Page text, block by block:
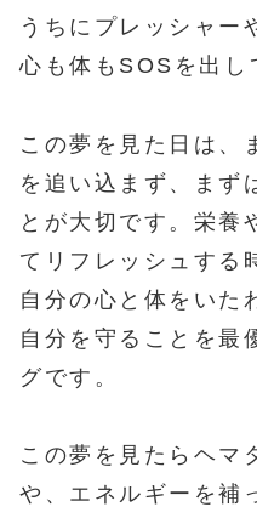
うちにプレッシャー
心も体もSOSを出し
この夢を見た日は、
を追い込まず、まず
とが大切です。栄養
てリフレッシュする
自分の心と体をいた
自分を守ることを最
グです。
この夢を見たらヘマ
や、エネルギーを補